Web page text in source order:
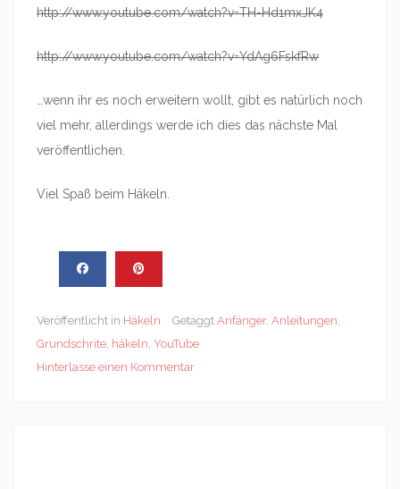
http://www.youtube.com/watch?v=TH-Hd1mxJK4
http://www.youtube.com/watch?v=YdAg6FskfRw
…wenn ihr es noch erweitern wollt, gibt es natürlich noch
viel mehr, allerdings werde ich dies das nächste Mal
veröffentlichen.
Viel Spaß beim Häkeln.
Veröffentlicht in Häkeln Getaggt Anfänger, Anleitungen,
Grundschrite, häkeln, YouTube
Hinterlasse einen Kommentar